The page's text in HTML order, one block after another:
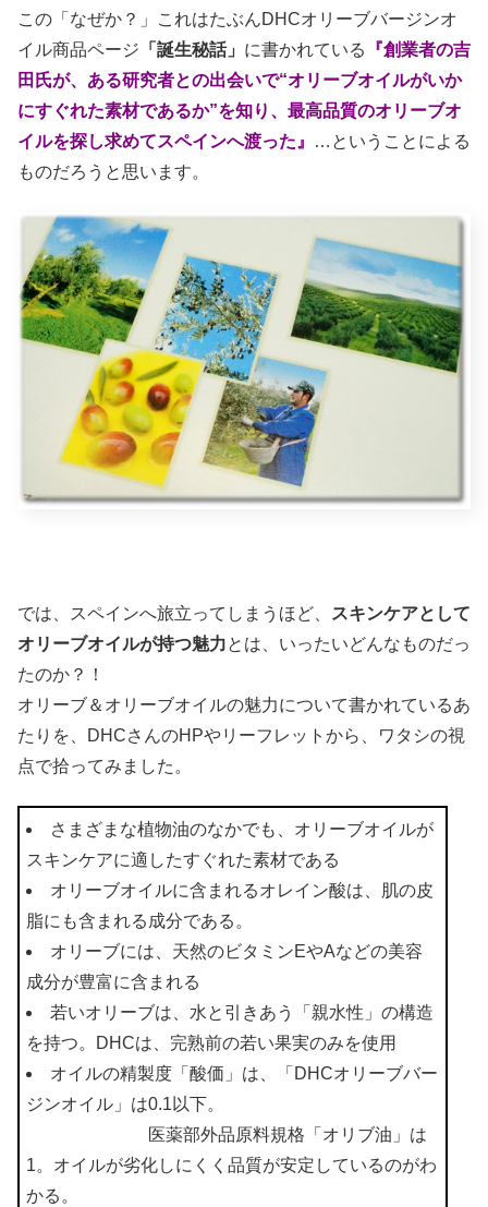
この「なぜか？」これはたぶんDHCオリーブバージンオ
イル商品ページ 「誕生秘話」 に書かれている
『創業者の吉
田氏が、ある研究者との出会いで“オリーブオイルがいか
にすぐれた素材であるか”を知り、最高品質のオリーブオ
イルを探し求めてスペインへ渡った』
…ということによる
ものだろうと思います。
では、スペインへ旅立ってしまうほど、
スキンケアとして
オリーブオイルが持つ魅力とは、いったいどんなものだっ
たのか？！
オリーブ＆オリーブオイルの魅力について書かれているあ
たりを、DHCさんのHPやリーフレットから、ワタシの視
点で拾ってみました。
さまざまな植物油のなかでも、オリーブオイルが
スキンケアに適したすぐれた素材である
オリーブオイルに含まれるオレイン酸は、肌の皮
脂にも含まれる成分である。
オリーブには、天然のビタミンEやAなどの美容
成分が豊富に含まれる
若いオリーブは、水と引きあう「親水性」の構造
を持つ。DHCは、完熟前の若い果実のみを使用
オイルの精製度「酸価」は、「DHCオリーブバー
ジンオイル」は0.1以下。
医薬部外品原料規格「オリブ油」は
1。オイルが劣化しにくく品質が安定しているのがわ
かる。